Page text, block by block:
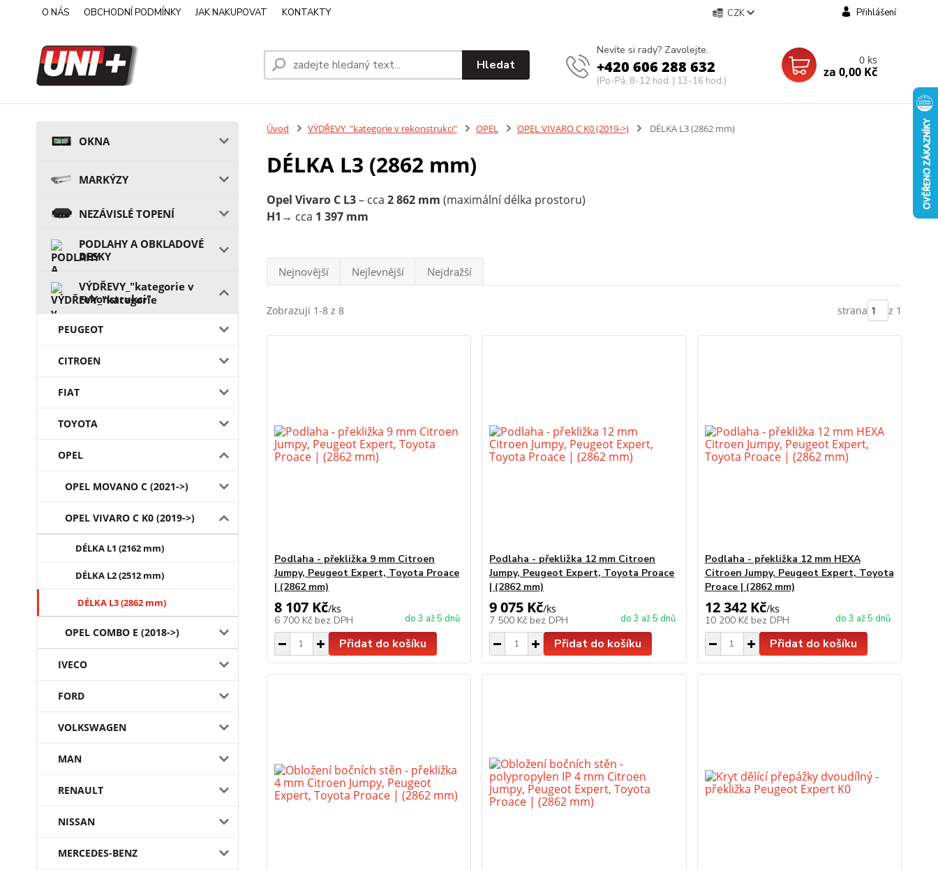
O NÁS OBCHODNÍ PODMÍNKY JAK NAKUPOVAT KONTAKTY CZK Přihlášení
Hledat
Nevíte si rady? Zavolejte.
+420 606 288 632
(Po-Pá, 8-12 hod. | 13-16 hod.)
0 ks
za 0,00 Kč
OKNA
MARKÝZY
NEZÁVISLÉ TOPENÍ
PODLAHY A OBKLADOVÉ
DESKY
VÝDŘEVY_"kategorie v
rekonstrukci"
PEUGEOT
CITROEN
FIAT
TOYOTA
OPEL
OPEL MOVANO C (2021->)
OPEL VIVARO C K0 (2019->)
DÉLKA L1 (2162 mm)
DÉLKA L2 (2512 mm)
DÉLKA L3 (2862 mm)
OPEL COMBO E (2018->)
IVECO
FORD
VOLKSWAGEN
MAN
RENAULT
NISSAN
MERCEDES-BENZ
Úvod VÝDŘEVY_"kategorie v rekonstrukci" OPEL OPEL VIVARO C K0 (2019->) DÉLKA L3 (2862 mm)
DÉLKA L3 (2862 mm)
Opel Vivaro C L3– cca 2 862 mm (maximální délka prostoru)
H1 → cca 1 397 mm
Nejnovější Nejlevnější Nejdražší
Zobrazuji 1-8 z 8 strana z 1
Podlaha - překližka 9 mm Citroen
Jumpy, Peugeot Expert, Toyota Proace
| (2862 mm)
8 107 Kč/ks
6 700 Kč bez DPH do 3 až 5 dnů
Přidat do košíku
Podlaha - překližka 12 mm Citroen
Jumpy, Peugeot Expert, Toyota Proace
| (2862 mm)
9 075 Kč/ks
7 500 Kč bez DPH do 3 až 5 dnů
Přidat do košíku
Podlaha - překližka 12 mm HEXA
Citroen Jumpy, Peugeot Expert, Toyota
Proace | (2862 mm)
12 342 Kč/ks
10 200 Kč bez DPH do 3 až 5 dnů
Přidat do košíku